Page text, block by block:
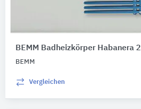
BEMM Badheizkörper Habanera 2
BEMM
Vergleichen